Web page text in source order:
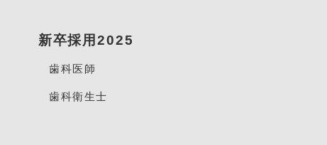
新卒採用2025
歯科医師
歯科衛生士